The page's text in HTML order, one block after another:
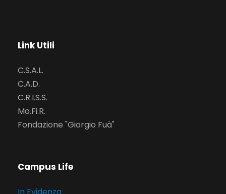
Link Utili
C.S.A.L.
C.A.D.
C.R.I.S.S.
Mo.Fi.R.
Fondazione "Giorgio Fuà"
Campus Life